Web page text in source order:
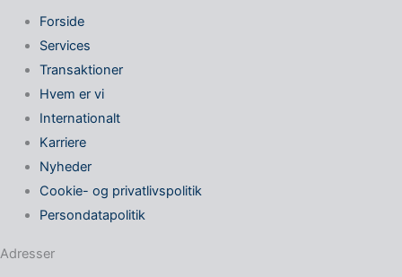
Forside
Services
Transaktioner
Hvem er vi
Internationalt
Karriere
Nyheder
Cookie- og privatlivspolitik
Persondatapolitik
Adresser